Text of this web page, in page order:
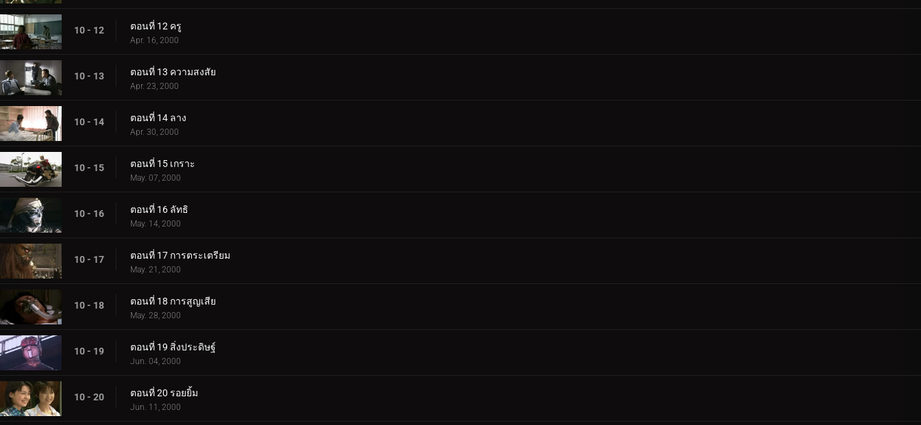
10 - 12 ตอนที่ 12 ครู
Apr. 16, 2000
10 - 13 ตอนที่ 13 ความสงสัย
Apr. 23, 2000
10 - 14 ตอนที่ 14 ลาง
Apr. 30, 2000
10 - 15 ตอนที่ 15 เกราะ
May. 07, 2000
10 - 16 ตอนที่ 16 ลัทธิ
May. 14, 2000
10 - 17 ตอนที่ 17 การตระเตรียม
May. 21, 2000
10 - 18 ตอนที่ 18 การสูญเสีย
May. 28, 2000
10 - 19 ตอนที่ 19 สิ่งประดิษฐ์
Jun. 04, 2000
10 - 20 ตอนที่ 20 รอยยิ้ม
Jun. 11, 2000